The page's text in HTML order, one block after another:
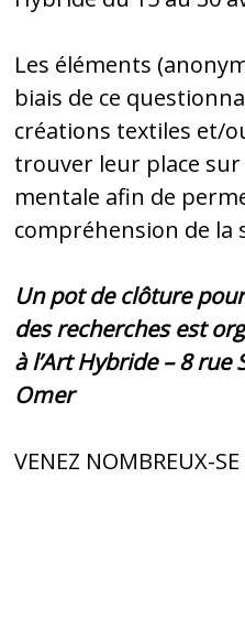
Les éléments
biais de ce
créations textiles et/
trouver leur place
mentale afin de
compréhension de la
Un pot de clôture
des recherches est
à l’Art Hybride – 8 rue
Omer
VENEZ NOMBREUX-SE